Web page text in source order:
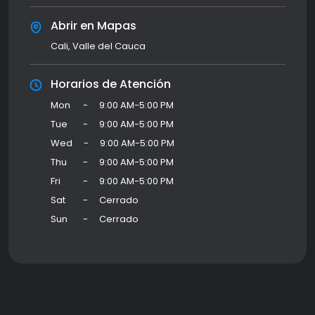
Abrir en Mapas
Cali, Valle del Cauca
Horarios de Atención
Mon -
9:00 AM-5:00 PM
Tue
-
9:00 AM-5:00 PM
Wed
-
9:00 AM-5:00 PM
Thu
-
9:00 AM-5:00 PM
Fri
-
9:00 AM-5:00 PM
Sat
-
Cerrado
Sun
- Cerrado